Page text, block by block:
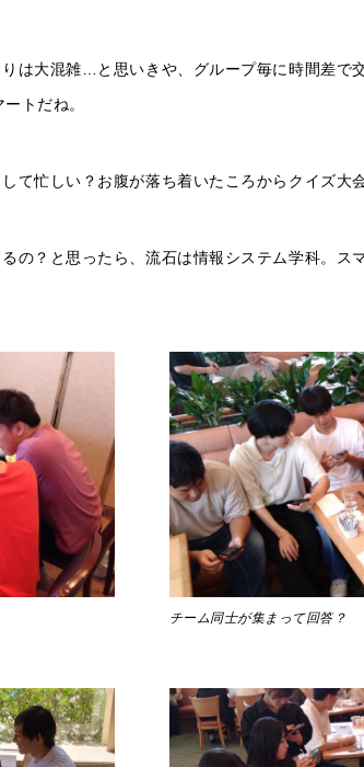
は大混雑…と思いきや、グループ毎に時間差で
トだね。
て忙しい？お腹が落ち着いたころからクイズ大
の？と思ったら、流石は情報システム学科。ス
チーム同士が集まって回答？